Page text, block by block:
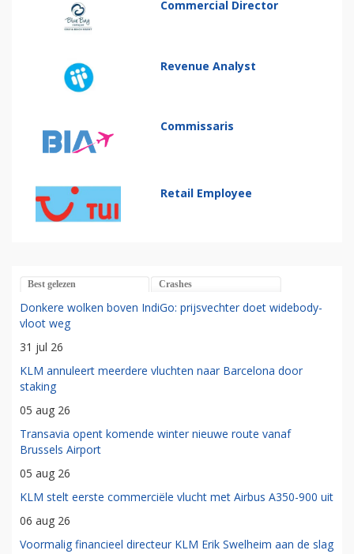
Commercial Director
Revenue Analyst
Commissaris
Retail Employee
Best gelezen Crashes
Donkere wolken boven IndiGo: prijsvechter doet widebody-
vloot weg
31 jul 26
KLM annuleert meerdere vluchten naar Barcelona door
staking
05 aug 26
Transavia opent komende winter nieuwe route vanaf
Brussels Airport
05 aug 26
KLM stelt eerste commerciële vlucht met Airbus A350-900 uit
06 aug 26
Voormalig financieel directeur KLM Erik Swelheim aan de slag